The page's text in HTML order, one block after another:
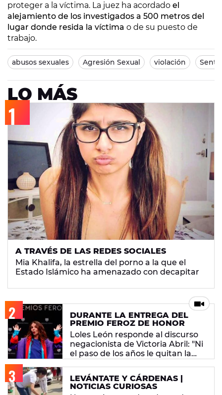
proteger a la víctima. La juez ha acordado el
alejamiento de los investigados a 500 metros del
lugar donde resida la víctima o de su puesto de
trabajo.
abusos sexuales Agresión Sexual violación
LO MÁS
A TRAVÉS DE LAS REDES SOCIALES
Mia Khalifa, la estrella del porno a la que el
Estado Islámico ha amenazado con decapitar
DURANTE LA ENTREGA DEL
PREMIO FEROZ DE HONOR
Loles León responde al discurso
negacionista de Victoria Abril: "Ni
el paso de los años le quitan la
LEVÁNTATE Y CÁRDENAS |
NOTICIAS CURIOSAS